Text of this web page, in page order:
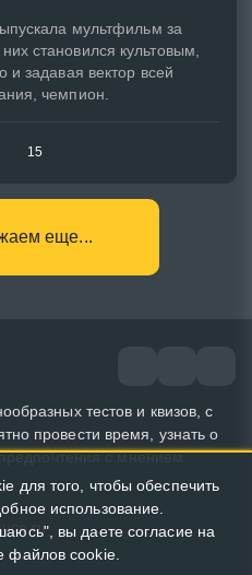
мультфильм за
становился культовым,
и задавая вектор всей
чемпион.
15
еще...
тестов и квизов, с
провести время, узнать о
с мнением
для того, чтобы обеспечить
использование.
вы даете согласие на
файлов cookie.